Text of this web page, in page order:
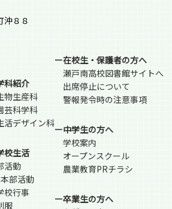
沖８８
科紹介
物生産科
芸科学科
活デザイン科
校生活
活動
部活動
校行事
服
ー在校生・保護者の方へ
瀬戸南高校図書館サイトへ
出席停止について
警報発令時の注意事項
ー中学生の方へ
学校案内
オープンスクール
農業教育PRチラシ
ー卒業生の方へ